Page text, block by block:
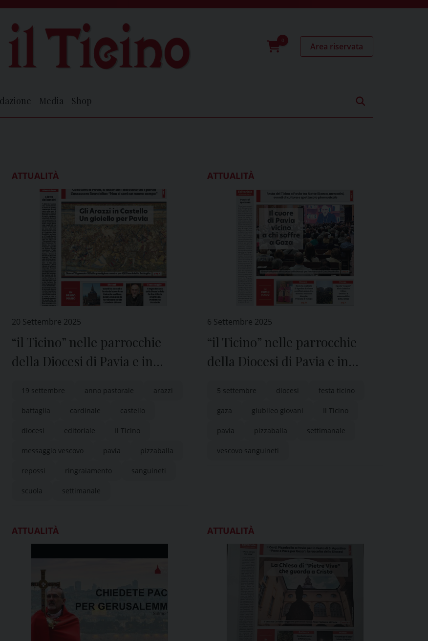
0
Area riservata
Media Shop
ATTUALITÀ
20 Settembre 2025
“il Ticino” nelle parrocchie
della Diocesi di Pavia e in
19 settembre anno pastorale arazzi
battaglia cardinale castello
diocesi editoriale Il Ticino
messaggio vescovo pavia pizzaballa
repossi ringraiamento sanguineti
scuola settimanale
ATTUALITÀ
6 Settembre 2025
“il Ticino” nelle parrocchie
della Diocesi di Pavia e in
5 settembre diocesi festa ticino
gaza giubileo giovani Il Ticino
pavia pizzaballa settimanale
vescovo sanguineti
ATTUALITÀ ATTUALITÀ